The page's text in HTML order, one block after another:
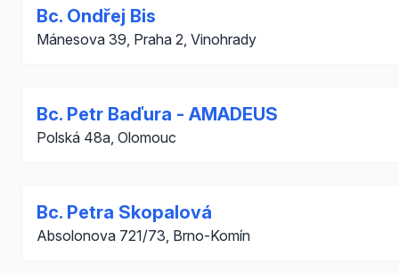
Bc. Ondřej Bis
Mánesova 39, Praha 2, Vinohrady
Bc. Petr Baďura - AMADEUS
Polská 48a, Olomouc
Bc. Petra Skopalová
Absolonova 721/73, Brno-Komín